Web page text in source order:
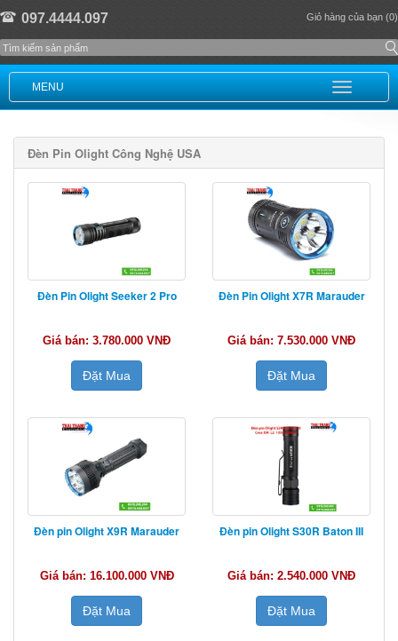
097.4444.097 Giỏ hàng của bạn (0)
MENU
Đèn Pin Olight Công Nghệ USA
Đèn Pin Olight Seeker 2 Pro
Giá bán: 3.780.000 VNĐ
Đặt Mua
Đèn Pin Olight X7R Marauder
Giá bán: 7.530.000 VNĐ
Đặt Mua
Đèn pin Olight X9R Marauder
Giá bán: 16.100.000 VNĐ
Đặt Mua
Đèn pin Olight S30R Baton III
Giá bán: 2.540.000 VNĐ
Đặt Mua